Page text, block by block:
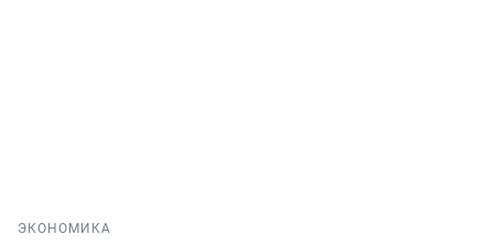
ЭКОНОМИКА